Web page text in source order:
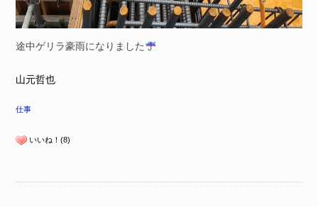
途中ゲリラ豪雨になりました
山元哲也
仕事
いいね！(8)